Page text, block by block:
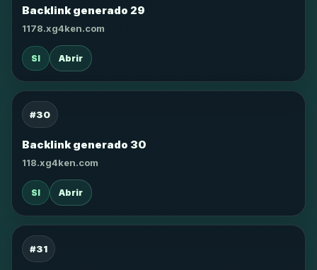
Backlink generado 29
1178.xg4ken.com
SI Abrir
#30
Backlink generado 30
118.xg4ken.com
SI Abrir
#31